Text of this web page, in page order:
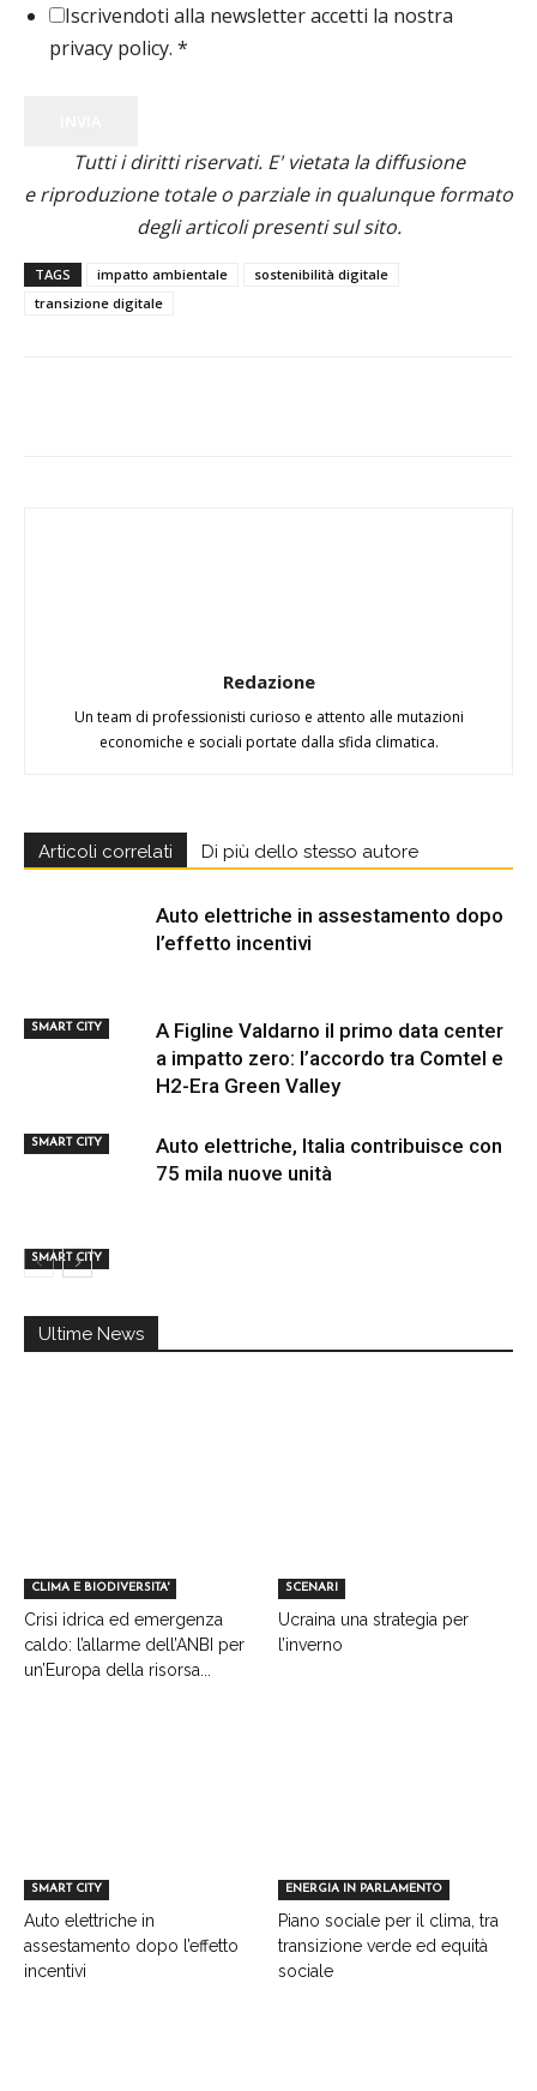
Iscrivendoti alla newsletter accetti la nostra
privacy policy. *
Tutti i diritti riservati. E' vietata la diffusione
e riproduzione totale o parziale in qualunque formato
degli articoli presenti sul sito.
TAGS impatto ambientale
sostenibilità digitale
transizione digitale
Redazione
Un team di professionisti curioso e attento alle mutazioni
economiche e sociali portate dalla sfida climatica.
Articoli correlati Di più dello stesso autore
SMART CITY
Auto elettriche in assestamento dopo
l’effetto incentivi
SMART CITY
A Figline Valdarno il primo data center
a impatto zero: l’accordo tra Comtel e
H2-Era Green Valley
SMART CITY
Auto elettriche, Italia contribuisce con
75 mila nuove unità
Ultime News
CLIMA E BIODIVERSITA'
Crisi idrica ed emergenza
caldo: l’allarme dell’ANBI per
un’Europa della risorsa...
SCENARI
Ucraina una strategia per
l’inverno
SMART CITY
Auto elettriche in
assestamento dopo l’effetto
incentivi
ENERGIA IN PARLAMENTO
Piano sociale per il clima, tra
transizione verde ed equità
sociale